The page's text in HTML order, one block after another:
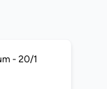
- 20/1